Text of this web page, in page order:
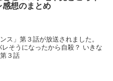
感想のまとめ
ス」第３話が放送されました。
３話